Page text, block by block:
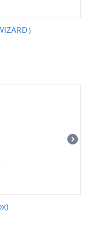
）